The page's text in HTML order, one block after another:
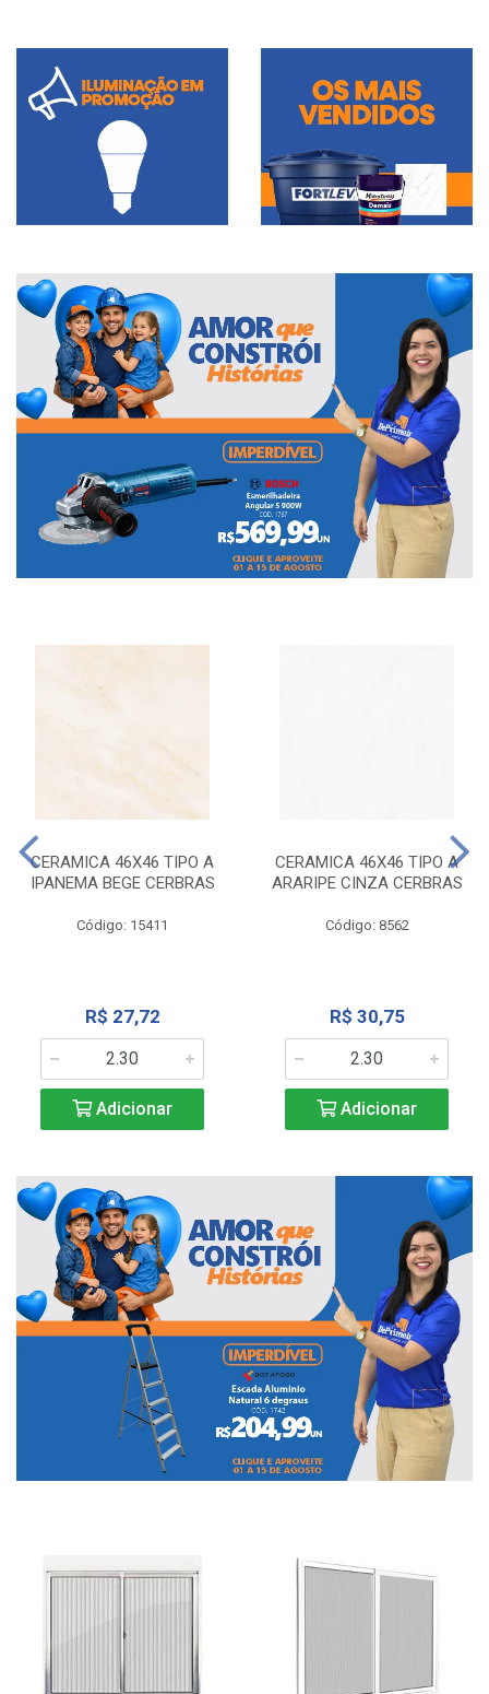
CERAMICA 46X46 TIPO A
IPANEMA BEGE CERBRAS
Código: 15411
R$ 27,72
Adicionar
CERAMICA 46X46 TIPO A
ARARIPE CINZA CERBRAS
Código: 8562
R$ 30,75
Adicionar